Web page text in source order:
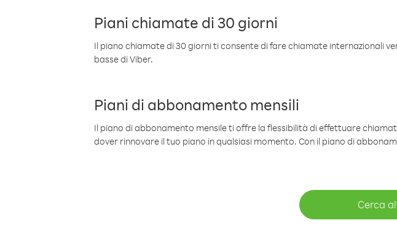
Piani chiamate di 30 giorni
Il piano chiamate di 30 giorni ti consente di fare chiamate internazionali
basse di Viber.
Piani di abbonamento mensili
Il piano di abbonamento mensile ti offre la flessibilità di effettuare
dover rinnovare il tuo piano in qualsiasi momento. Con il piano di
Cerca